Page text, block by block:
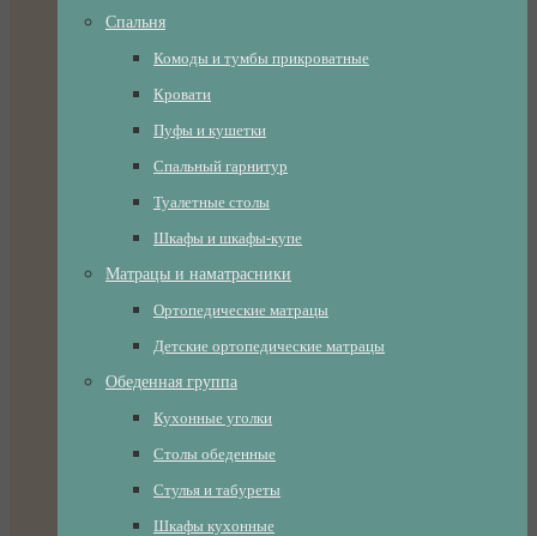
Спальня
Комоды и тумбы прикроватные
Кровати
Пуфы и кушетки
Спальный гарнитур
Туалетные столы
Шкафы и шкафы-купе
Матрацы и наматрасники
Ортопедические матрацы
Детские ортопедические матрацы
Обеденная группа
Кухонные уголки
Столы обеденные
Стулья и табуреты
Шкафы кухонные